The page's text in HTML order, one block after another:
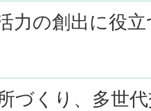
力の創出に役
づくり、多世